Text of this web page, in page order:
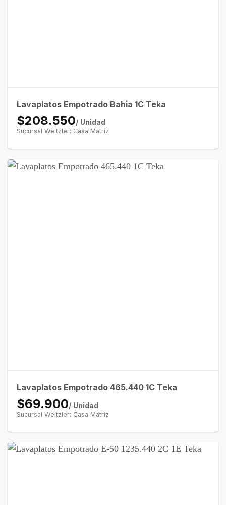
Lavaplatos Empotrado Bahia 1C Teka
$208.550/ Unidad
Sucursal Weitzler: Casa Matriz
Lavaplatos Empotrado 465.440 1C Teka
$69.900/ Unidad
Sucursal Weitzler: Casa Matriz